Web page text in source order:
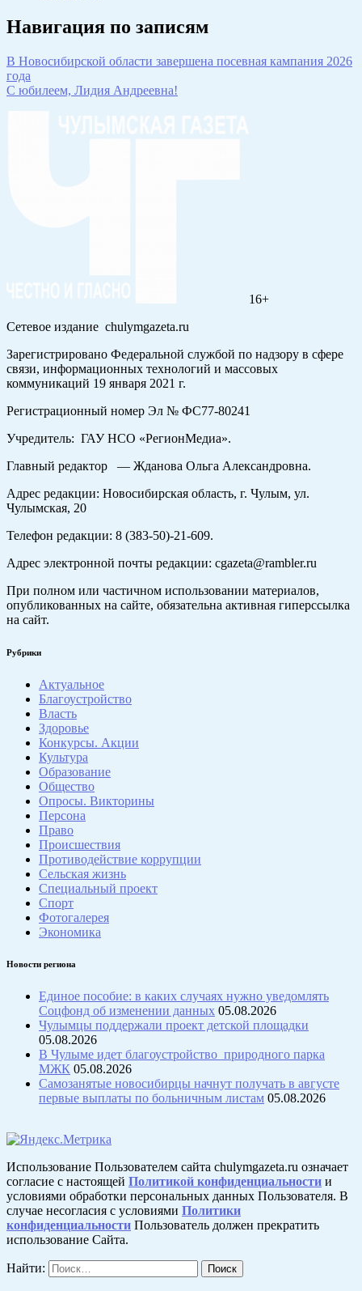
Навигация по записям
В Новосибирской области завершена посевная кампания 2026
года
С юбилеем, Лидия Андреевна!
16+
Сетевое издание chulymgazeta.ru
Зарегистрировано Федеральной службой по надзору в сфере
связи, информационных технологий и массовых
коммуникаций 19 января 2021 г.
Регистрационный номер Эл № ФС77-80241
Учредитель: ГАУ НСО «РегионМедиа».
Главный редактор — Жданова Ольга Александровна.
Адрес редакции: Новосибирская область, г. Чулым, ул.
Чулымская, 20
Телефон редакции: 8 (383-50)-21-609.
Адрес электронной почты редакции: cgazeta@rambler.ru
При полном или частичном использовании материалов,
опубликованных на сайте, обязательна активная гиперссылка
на сайт.
Рубрики
Актуальное
Благоустройство
Власть
Здоровье
Конкурсы. Акции
Культура
Образование
Общество
Опросы. Викторины
Персона
Право
Происшествия
Противодействие коррупции
Сельская жизнь
Специальный проект
Спорт
Фотогалерея
Экономика
Новости региона
Единое пособие: в каких случаях нужно уведомлять
Соцфонд об изменении данных 05.08.2026
Чулымцы поддержали проект детской площадки
05.08.2026
В Чулыме идет благоустройство природного парка
МЖК 05.08.2026
Самозанятые новосибирцы начнут получать в августе
первые выплаты по больничным листам 05.08.2026
Использование Пользователем сайта chulymgazeta.ru означает
согласие с настоящей Политикой конфиденциальности и
условиями обработки персональных данных Пользователя. В
случае несогласия с условиями Политики
конфиденциальности Пользователь должен прекратить
использование Сайта.
Найти: